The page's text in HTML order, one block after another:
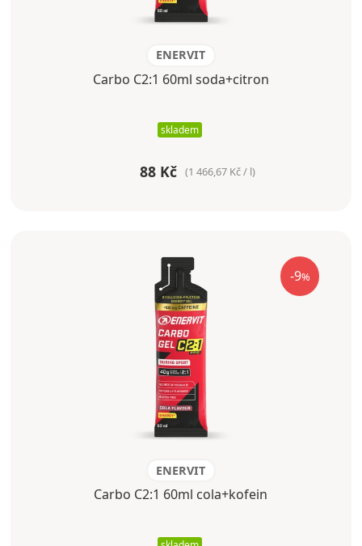
ENERVIT
Carbo C2:1 60ml soda+citron
skladem
88 Kč (1 466,67 Kč / l)
-9%
ENERVIT
Carbo C2:1 60ml cola+kofein